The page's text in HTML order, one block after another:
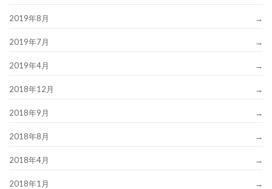
2019年8月
2019年7月
2019年4月
2018年12月
2018年9月
2018年8月
2018年4月
2018年1月